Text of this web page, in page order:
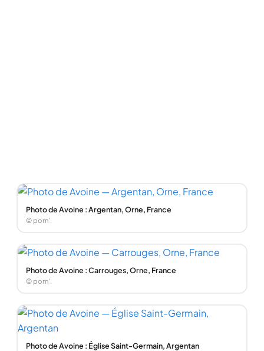
Photo de Avoine : Argentan, Orne, France
© pom'.
Photo de Avoine : Carrouges, Orne, France
© pom'.
Photo de Avoine : Église Saint-Germain, Argentan